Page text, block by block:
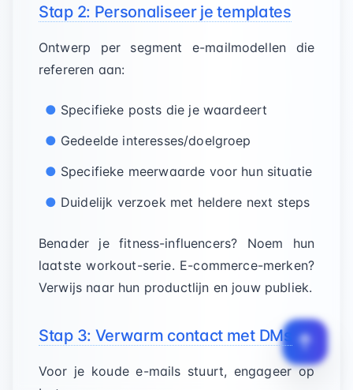
Stap 2: Personaliseer je templates
Ontwerp per segment e-mailmodellen die
refereren aan:
Specifieke posts die je waardeert
Gedeelde interesses/doelgroep
Specifieke meerwaarde voor hun situatie
Duidelijk verzoek met heldere next steps
Benader je fitness-influencers? Noem hun
laatste workout-serie. E-commerce-merken?
Verwijs naar hun productlijn en jouw publiek.
Stap 3: Verwarm contact met DMs
Voor je koude e-mails stuurt, engageer op